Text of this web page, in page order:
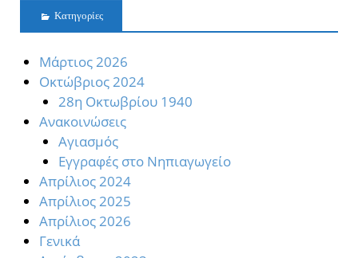
Kατηγορίες
Mάρτιος 2026
Oκτώβριος 2024
28η Οκτωβρίου 1940
Ανακοινώσεις
Αγιασμός
Εγγραφές στο Νηπιαγωγείο
Απρίλιος 2024
Απρίλιος 2025
Απρίλιος 2026
Γενικά